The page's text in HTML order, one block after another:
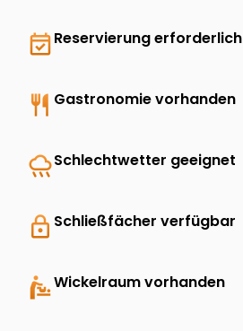
event_availableReservierung erforderlich
restaurant Gastronomie vorhanden
rainySchlechtwetter geeignet
lock Schließfächer verfügbar
baby_changing_stationWickelraum vorhanden